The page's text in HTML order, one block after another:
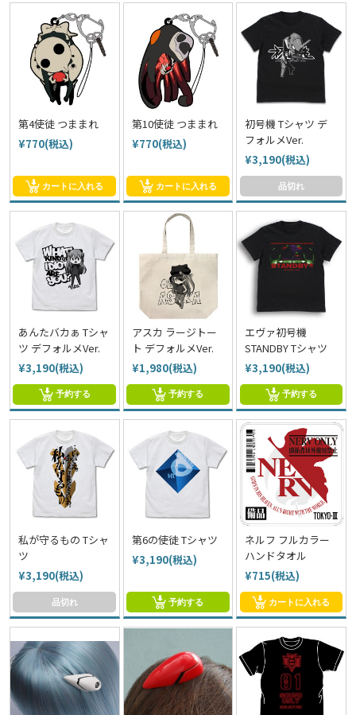
第4使徒 つままれ
¥770(税込)
カートに入れる
第10使徒 つままれ
¥770(税込)
カートに入れる
初号機 Tシャツ デ
フォルメVer.
¥3,190(税込)
品切れ
あんたバカぁ Tシャ
ツ デフォルメVer.
¥3,190(税込)
予約する
アスカ ラージトー
ト デフォルメVer.
¥1,980(税込)
予約する
エヴァ初号機
STANDBY Tシャツ
¥3,190(税込)
予約する
私が守るもの Tシャ
ツ
¥3,190(税込)
品切れ
第6の使徒 Tシャツ
¥3,190(税込)
予約する
ネルフ フルカラー
ハンドタオル
¥715(税込)
カートに入れる